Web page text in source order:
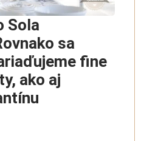
Sola
sa
fine
ako aj